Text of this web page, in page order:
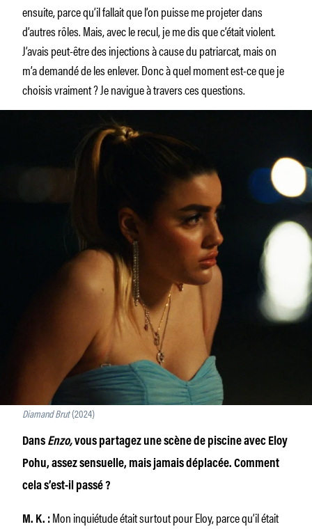
ensuite, parce qu’il fallait que l’on puisse me projeter dans
d’autres rôles. Mais, avec le recul, je me dis que c’était violent.
J’avais peut-être des injections à cause du patriarcat, mais on
m’a demandé de les enlever. Donc à quel moment est-ce que je
choisis vraiment ? Je navigue à travers ces questions.
Diamand Brut(2024)
Dans Enzo,vous partagez une scène de piscine avec Eloy
Pohu, assez sensuelle, mais jamais déplacée. Comment
cela s’est-il passé ?
M. K. : Mon inquiétude était surtout pour Eloy, parce qu’il était